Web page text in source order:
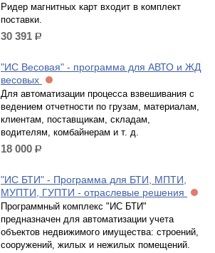
Ридер магнитных карт входит в комплект
поставки.
30 391 р.
"ИС Весовая" - программа для АВТО и ЖД
весовых
Для автоматизации процесса взвешивания с
ведением отчетности по грузам, материалам,
клиентам, поставщикам, складам,
водителям, комбайнерам и т. д.
18 000 р.
"ИС БТИ" - Программа для БТИ, МПТИ,
МУПТИ, ГУПТИ - отраслевые решения
Программный комплекс "ИС БТИ"
предназначен для автоматизации учета
объектов недвижимого имущества: строений,
сооружений, жилых и нежилых помещений.